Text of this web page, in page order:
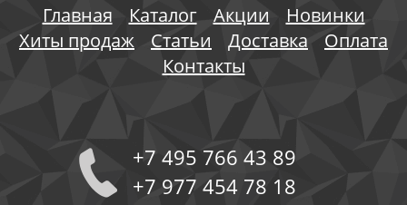
Главная Каталог Акции
Новинки
Хиты продаж
Статьи Доставка
Оплата
Контакты
+7 495 766 43 89
+7 977 454 78 18